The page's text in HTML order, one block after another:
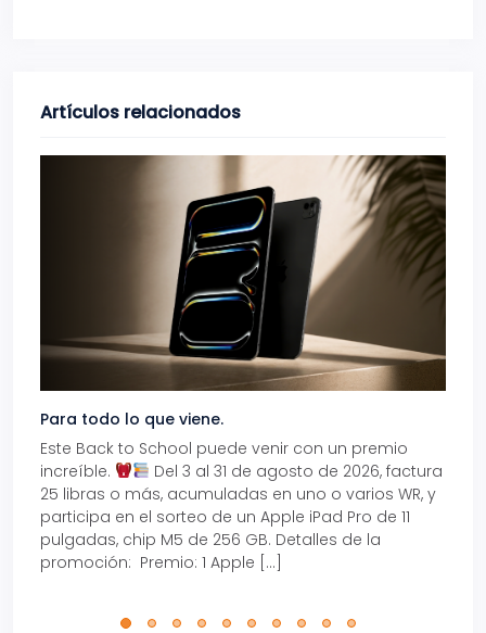
Artículos relacionados
Para todo lo que viene.
Este Back to School puede venir con un premio
increíble.
Del 3 al 31 de agosto de 2026, factura
25 libras o más, acumuladas en uno o varios WR, y
participa en el sorteo de un Apple iPad Pro de 11
pulgadas, chip M5 de 256 GB. Detalles de la
promoción: Premio: 1 Apple […]